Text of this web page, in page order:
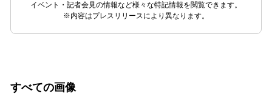
イベント・記者会見の情報など様々な特記情報を閲覧できます。
※内容はプレスリリースにより異なります。
すべての画像